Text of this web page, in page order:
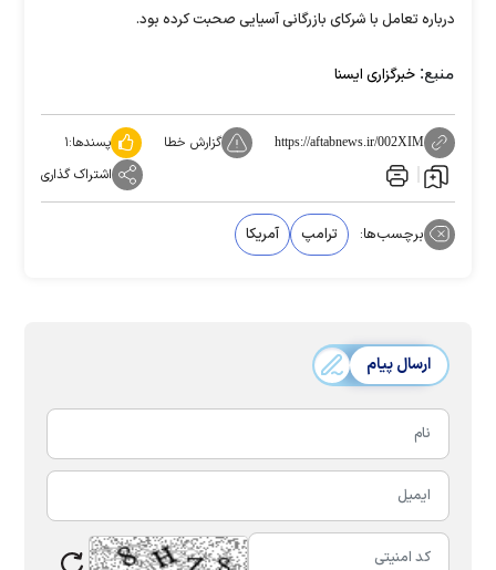
درباره تعامل با شرکای بازرگانی آسیایی صحبت کرده بود.
منبع: خبرگزاری ایسنا
https://aftabnews.ir/002XIM گزارش خطا پسندها:۱
اشتراک گذاری
برچسب‌ها: ترامپ آمریکا
ارسال پیام